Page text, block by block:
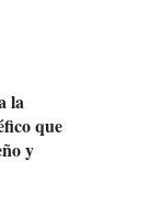
la
que
y